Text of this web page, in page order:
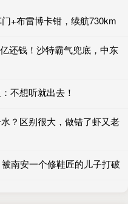
+布雷博卡钳，续航730km
还钱！沙特霸气兜底，中东
不想听就出去！
？区别很大，做错了虾又老
南安一个修鞋匠的儿子打破